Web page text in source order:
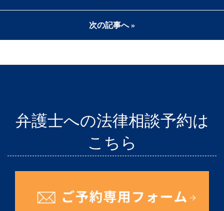
次の記事へ »
弁護士への法律相談予約は
こちら